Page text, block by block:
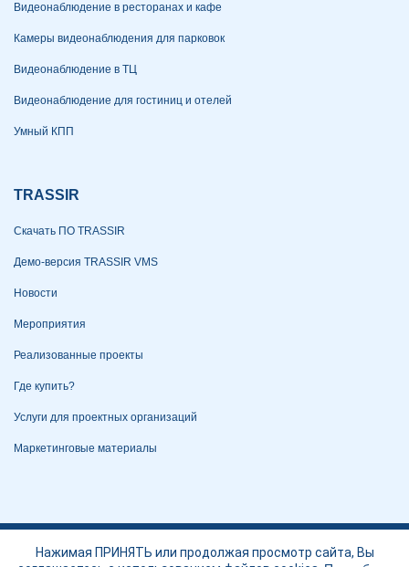
Видеонаблюдение в ресторанах и кафе
Камеры видеонаблюдения для парковок
Видеонаблюдение в ТЦ
Видеонаблюдение для гостиниц и отелей
Умный КПП
TRASSIR
Скачать ПО TRASSIR
Демо-версия TRASSIR VMS
Новости
Мероприятия
Реализованные проекты
Где купить?
Услуги для проектных организаций
Маркетинговые материалы
Политика конфиденциальности
Нажимая ПРИНЯТЬ или продолжая просмотр сайта, Вы